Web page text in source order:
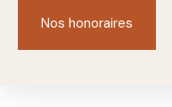
Nos honoraires